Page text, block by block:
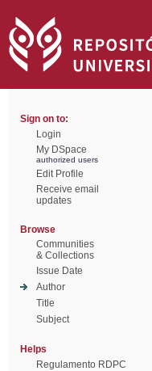
Sign on to:
Login
My DSpace
authorized users
Edit Profile
Receive email
updates
Browse
Communities
& Collections
Issue Date
Author
Title
Subject
Helps
Regulamento RDPC